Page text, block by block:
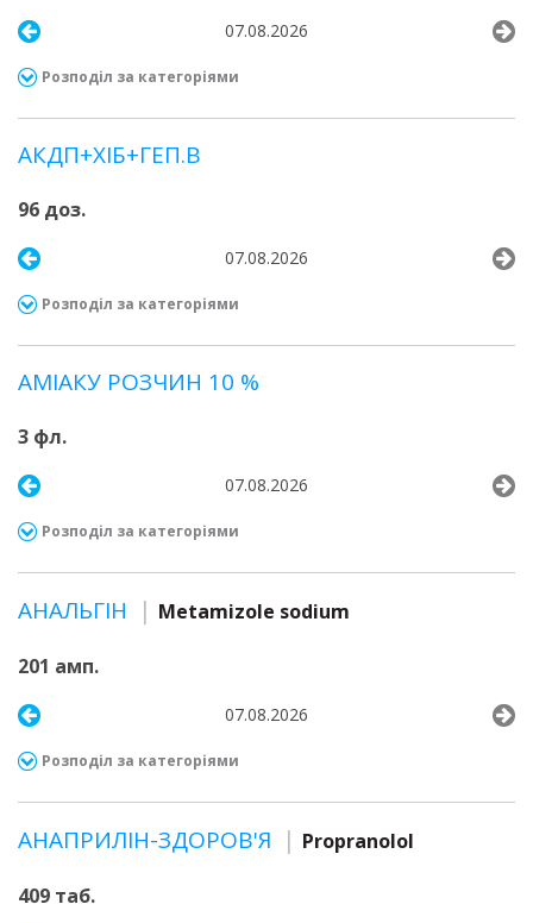
07.08.2026
Розподіл за категоріями
АКДП+ХІБ+ГЕП.В
96 доз.
07.08.2026
Розподіл за категоріями
АМІАКУ РОЗЧИН 10 %
3 фл.
07.08.2026
Розподіл за категоріями
АНАЛЬГІН Metamizole sodium
201 амп.
07.08.2026
Розподіл за категоріями
АНАПРИЛІН-ЗДОРОВ'Я Propranolol
409 таб.